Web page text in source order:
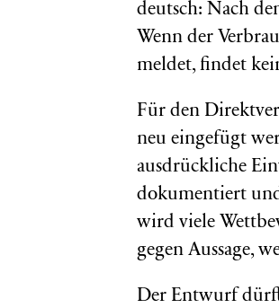
deutsch: Nach
Wenn der
meldet, findet
Für den
neu eingefügt
ausdrückliche
dokumentiert
wird viele
gegen Aussage,
Der Entwurf